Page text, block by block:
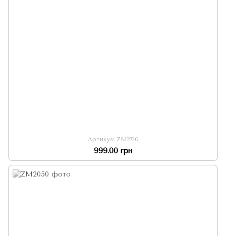
Артикул: ZM2710
999.00 грн